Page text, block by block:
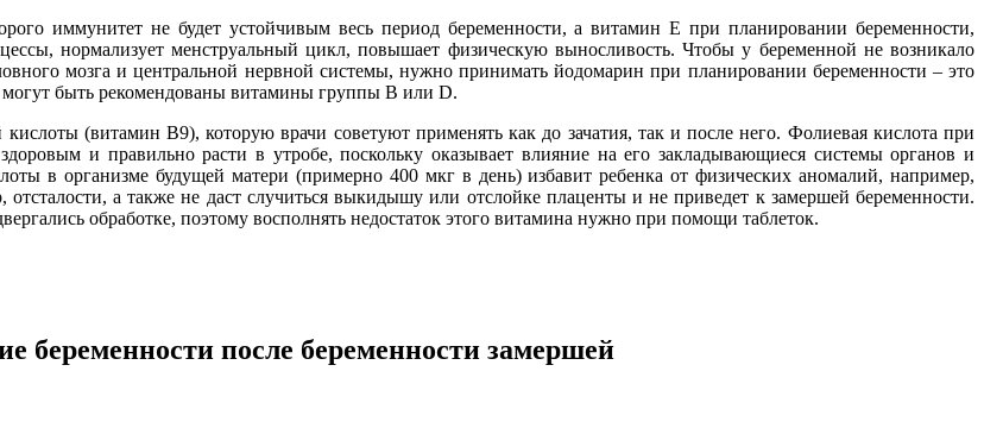
иммунитет не будет устойчивым весь период беременности, а витамин E при планировании беременности,
нормализует менструальный цикл, повышает физическую выносливость. Чтобы у беременной не возникало
мозга и центральной нервной системы, нужно принимать йодомарин при планировании беременности – это
быть рекомендованы витамины группы В или D.
(витамин В9), которую врачи советуют применять как до зачатия, так и после него. Фолиевая кислота при
и правильно расти в утробе, поскольку оказывает влияние на его закладывающиеся системы органов и
в организме будущей матери (примерно 400 мкг в день) избавит ребенка от физических аномалий, например,
а также не даст случиться выкидышу или отслойке плаценты и не приведет к замершей беременности.
обработке, поэтому восполнять недостаток этого витамина нужно при помощи таблеток.
беременности после беременности замершей